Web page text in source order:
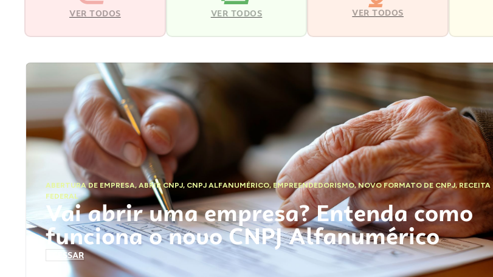
VER TODOS VER TODOS VER TODOS
ABERTURA DE EMPRESA,ABRIR CNPJ, CNPJ ALFANUMÉRICO, EMPREENDEDORISMO,NOVO FORMATO DE CNPJ,RECEITA
FEDERAL
Vai abrir uma empresa? Entenda como
funciona o novo CNPJ Alfanumérico
ACESSAR